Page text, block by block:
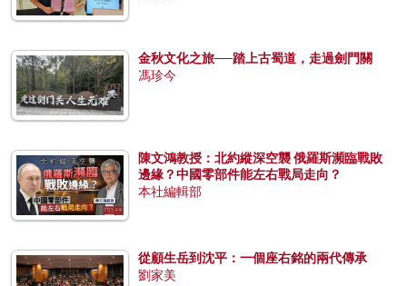
金秋文化之旅──踏上古蜀道，走過劍門關
馮珍今
陳文鴻教授：北約縱深空襲 俄羅斯瀕臨戰敗
邊緣？中國零部件能左右戰局走向？
本社編輯部
從顧生岳到沈平：一個座右銘的兩代傳承
劉家美